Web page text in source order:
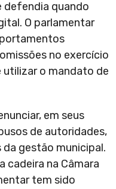
defendia quando
O parlamentar
no exercício
o mandato de
em seus
de autoridades,
gestão municipal.
cadeira na Câmara
tem sido